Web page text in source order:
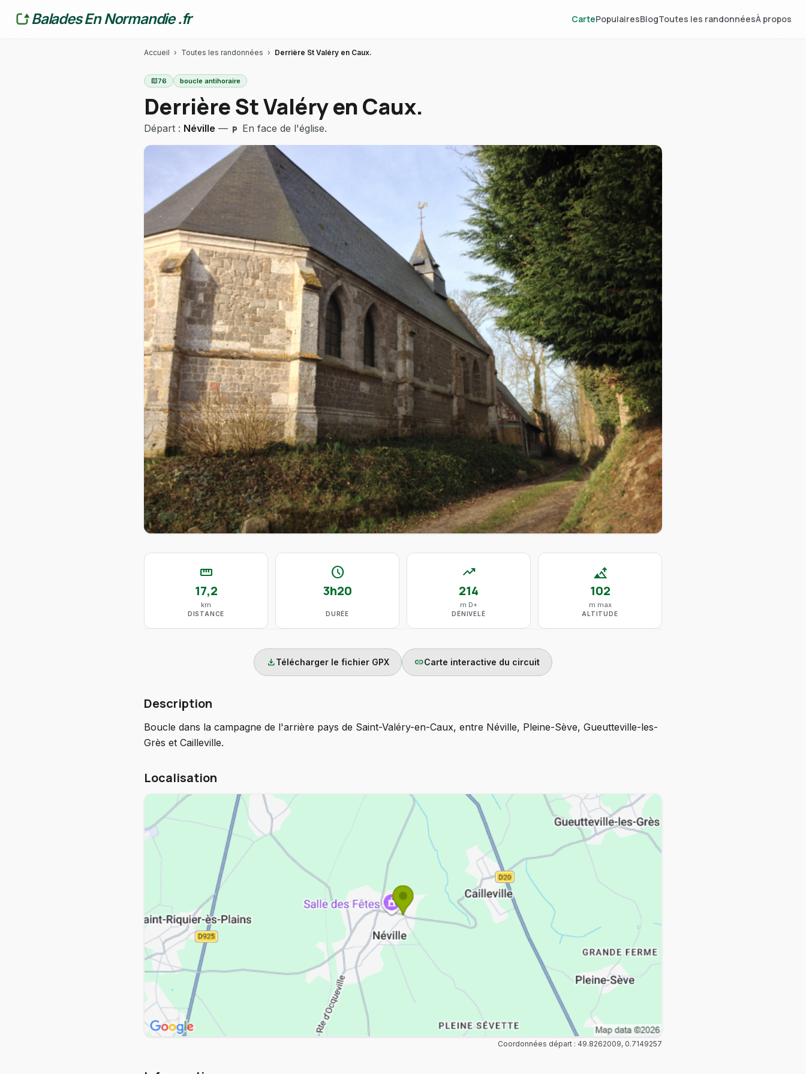
Balades En Normandie .fr CartePopulairesBlogToutes les randonnéesÀ propos
Accueil › Toutes les randonnées › Derrière St Valéry en Caux.
map76 boucle antihoraire
Derrière St Valéry en Caux.
Départ : Néville — local_parking En face de l'église.
straighten
17,2
km
DISTANCE
schedule
3h20
DURÉE
trending_up
214
m D+
DÉNIVELÉ
altitude
102
m max
ALTITUDE
downloadTélécharger le fichier GPX linkCarte interactive du circuit
Description
Boucle dans la campagne de l'arrière pays de Saint-Valéry-en-Caux, entre Néville, Pleine-Sève, Gueutteville-les-
Grès et Cailleville.
Localisation
Coordonnées départ : 49.8262009, 0.7149257